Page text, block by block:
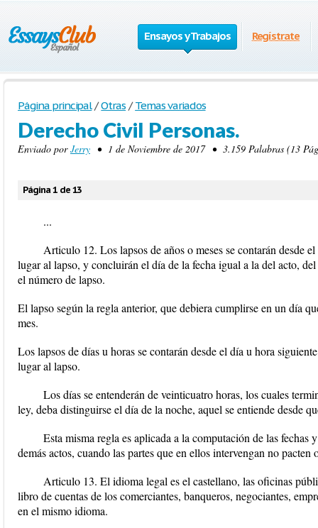
Ensayos y Trabajos Regístrate
Página principal / Otras / Temas variados
Derecho Civil Personas.
Enviado porJerry • 1 de Noviembre de 2017 • 3.159 Palabras (13
Página 1 de 13
...
Articulo 12. Los lapsos de años o meses se contarán desde
lugar al lapso, y concluirán el día de la fecha igual a la del acto,
el número de lapso.
El lapso según la regla anterior, que debiera cumplirse en un día
mes.
Los lapsos de días u horas se contarán desde el día u hora
lugar al lapso.
Los días se entenderán de veinticuatro horas, los cuales
ley, deba distinguirse el día de la noche, aquel se entiende desde
Esta misma regla es aplicada a la computación de las fechas
demás actos, cuando las partes que en ellos intervengan no pacten
Articulo 13. El idioma legal es el castellano, las oficinas
libro de cuentas de los comerciantes, banqueros, negociantes,
en el mismo idioma.